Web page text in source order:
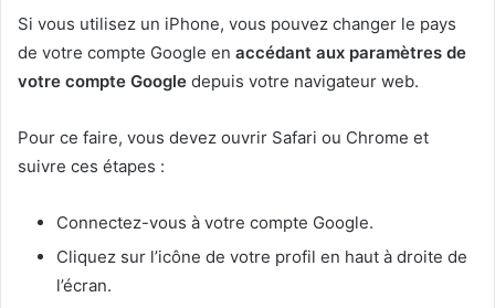
Si vous utilisez un iPhone, vous pouvez changer le pays
de votre compte Google en accédant aux paramètres de
votre compte Google depuis votre navigateur web.
Pour ce faire, vous devez ouvrir Safari ou Chrome et
suivre ces étapes :
Connectez-vous à votre compte Google.
Cliquez sur l’icône de votre profil en haut à droite de
l’écran.